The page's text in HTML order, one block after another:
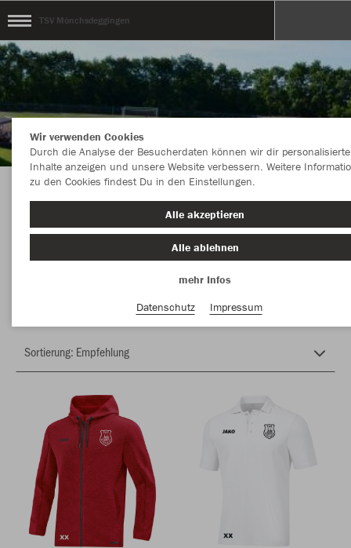
TSV Mönchsdeggingen
Herzlich Willkommen im Teamshop TSV
Mönchsdeggingen
Wir verwenden Cookies
Durch die Analyse der Besucherdaten können wir dir personalisierte
Inhalte anzeigen und unsere Website verbessern. Weitere
zu den Cookies findest Du in den Einstellungen.
Alle akzeptieren
Alle ablehnen
mehr Infos
Datenschutz
Impressum